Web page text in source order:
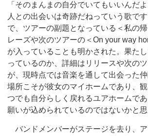
「そのまんまの自分でいてもいいんだ
人との出会いは奇跡だねっていう歌で
で、ツアーの副題となっている＜私の
レーズや次のツアーの＜On your way
が入っていることも明かされた。果た
っているのか、詳細はリリースや次の
が、現時点では音楽を通して出会った
場所こそが彼女のマイホームであり、
つでも自分らしく戻れるユアホームで
願いが込められているのではないかと思
バンドメンバーがステージを去り、